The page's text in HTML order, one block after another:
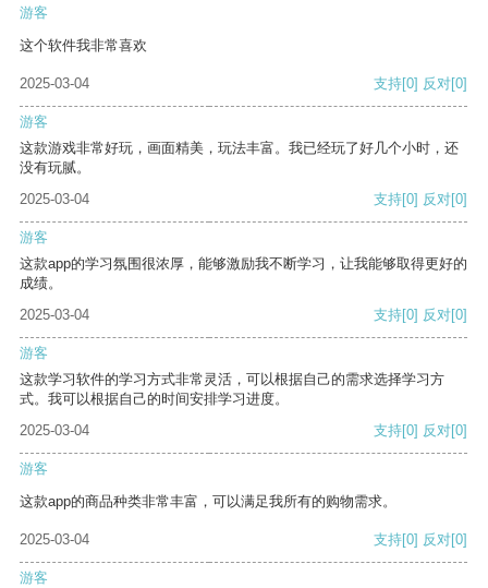
游客
这个软件我非常喜欢
2025-03-04 支持[0] 反对[0]
游客
这款游戏非常好玩，画面精美，玩法丰富。我已经玩了好几个小时，还
没有玩腻。
2025-03-04
支持[0] 反对[0]
游客
这款app的学习氛围很浓厚，能够激励我不断学习，让我能够取得更好的
成绩。
2025-03-04
支持[0] 反对[0]
游客
这款学习软件的学习方式非常灵活，可以根据自己的需求选择学习方
式。我可以根据自己的时间安排学习进度。
2025-03-04
支持[0] 反对[0]
游客
这款app的商品种类非常丰富，可以满足我所有的购物需求。
2025-03-04 支持[0] 反对[0]
游客